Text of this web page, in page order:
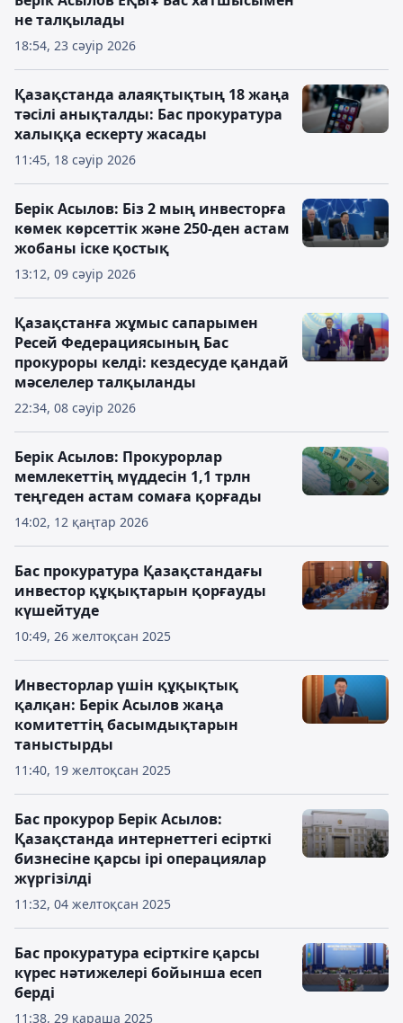
18:54, 23 сәуір 2026
не талқылады
11:45, 18 сәуір 2026
Қазақстанда алаяқтықтың 18 жаңа
тәсілі анықталды: Бас прокуратура
халыққа ескерту жасады
13:12, 09 сәуір 2026
Берік Асылов: Біз 2 мың инвесторға
көмек көрсеттік және 250-ден астам
жобаны іске қостық
22:34, 08 сәуір 2026
Қазақстанға жұмыс сапарымен
Ресей Федерациясының Бас
прокуроры келді: кездесуде қандай
мәселелер талқыланды
14:02, 12 қаңтар 2026
Берік Асылов: Прокурорлар
мемлекеттің мүддесін 1,1 трлн
теңгеден астам сомаға қорғады
10:49, 26 желтоқсан 2025
Бас прокуратура Қазақстандағы
инвестор құқықтарын қорғауды
күшейтуде
11:40, 19 желтоқсан 2025
Инвесторлар үшін құқықтық
қалқан: Берік Асылов жаңа
комитеттің басымдықтарын
таныстырды
11:32, 04 желтоқсан 2025
Бас прокурор Берік Асылов:
Қазақстанда интернеттегі есірткі
бизнесіне қарсы ірі операциялар
жүргізілді
11:38, 29 қараша 2025
Бас прокуратура есірткіге қарсы
күрес нәтижелері бойынша есеп
берді